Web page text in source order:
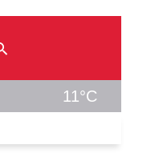
11°C